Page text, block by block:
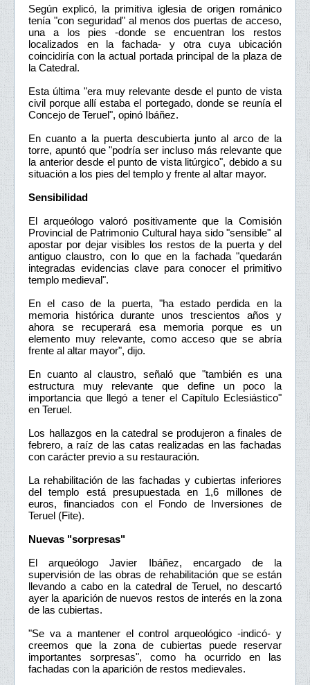
Según explicó, la primitiva iglesia de origen románico
tenía "con seguridad" al menos dos puertas de acceso,
una a los pies -donde se encuentran los restos
localizados en la fachada- y otra cuya ubicación
coincidiría con la actual portada principal de la plaza de
la Catedral.
Esta última "era muy relevante desde el punto de vista
civil porque allí estaba el portegado, donde se reunía el
Concejo de Teruel", opinó Ibáñez.
En cuanto a la puerta descubierta junto al arco de la
torre, apuntó que "podría ser incluso más relevante que
la anterior desde el punto de vista litúrgico", debido a su
situación a los pies del templo y frente al altar mayor.
Sensibilidad
El arqueólogo valoró positivamente que la Comisión
Provincial de Patrimonio Cultural haya sido "sensible" al
apostar por dejar visibles los restos de la puerta y del
antiguo claustro, con lo que en la fachada "quedarán
integradas evidencias clave para conocer el primitivo
templo medieval".
En el caso de la puerta, "ha estado perdida en la
memoria histórica durante unos trescientos años y
ahora se recuperará esa memoria porque es un
elemento muy relevante, como acceso que se abría
frente al altar mayor", dijo.
En cuanto al claustro, señaló que "también es una
estructura muy relevante que define un poco la
importancia que llegó a tener el Capítulo Eclesiástico"
en Teruel.
Los hallazgos en la catedral se produjeron a finales de
febrero, a raíz de las catas realizadas en las fachadas
con carácter previo a su restauración.
La rehabilitación de las fachadas y cubiertas inferiores
del templo está presupuestada en 1,6 millones de
euros, financiados con el Fondo de Inversiones de
Teruel (Fite).
Nuevas "sorpresas"
El arqueólogo Javier Ibáñez, encargado de la
supervisión de las obras de rehabilitación que se están
llevando a cabo en la catedral de Teruel, no descartó
ayer la aparición de nuevos restos de interés en la zona
de las cubiertas.
"Se va a mantener el control arqueológico -indicó- y
creemos que la zona de cubiertas puede reservar
importantes sorpresas", como ha ocurrido en las
fachadas con la aparición de restos medievales.